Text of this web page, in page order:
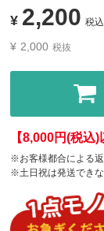
¥ 2,200 税込
¥ 2,000 税抜
【8,000円(税込
※お客様都合による
※土日祝は発送でき